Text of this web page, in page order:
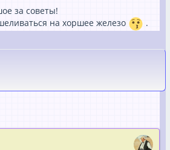
за советы!
на хоршее железо
.